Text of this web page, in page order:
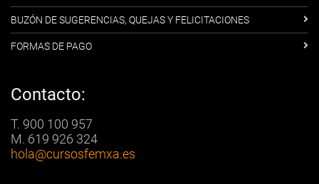
BUZÓN DE SUGERENCIAS, QUEJAS Y FELICITACIONES
FORMAS DE PAGO
Contacto:
T. 900 100 957
M. 619 926 324
hola@cursosfemxa.es